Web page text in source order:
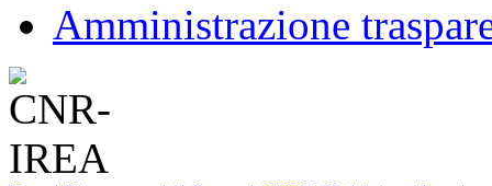
Amministrazione